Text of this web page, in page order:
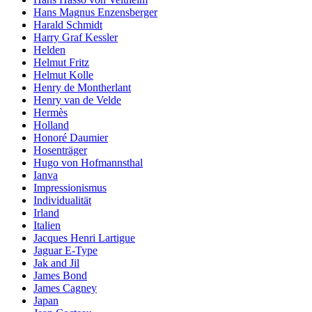
Hans Magnus Enzensberger
Harald Schmidt
Harry Graf Kessler
Helden
Helmut Fritz
Helmut Kolle
Henry de Montherlant
Henry van de Velde
Hermès
Holland
Honoré Daumier
Hosenträger
Hugo von Hofmannsthal
Ianva
Impressionismus
Individualität
Irland
Italien
Jacques Henri Lartigue
Jaguar E-Type
Jak and Jil
James Bond
James Cagney
Japan